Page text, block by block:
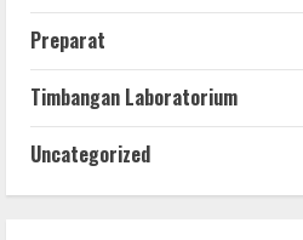
Preparat
Timbangan Laboratorium
Uncategorized